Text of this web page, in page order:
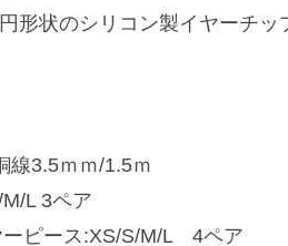
形状のシリコン製イヤーチッ
線3.5ｍｍ/1.5ｍ
L 3ペア
ーピース:XS/S/M/L 4ペア